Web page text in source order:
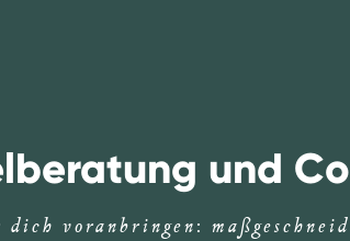
und
voranbringen: